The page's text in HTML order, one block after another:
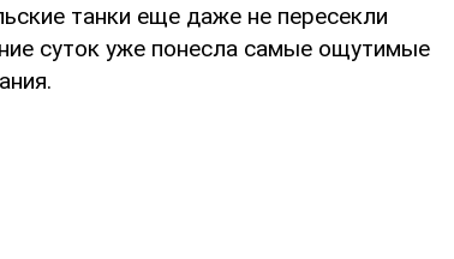
танки еще даже не пересекли
суток уже понесла самые ощутимые